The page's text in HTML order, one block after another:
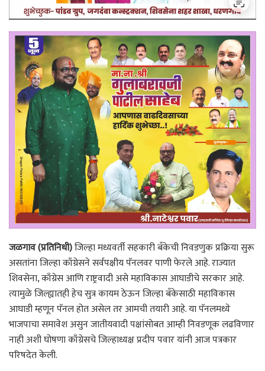
जळगाव (प्रतिनिधी)जिल्हा मध्यवर्ती सहकारी बँकेची निवडणुक प्रक्रिया सुरू
असतांना जिल्हा काँग्रेसने सर्वपक्षीय पॅनलवर पाणी फेरले आहे. राज्यात
शिवसेना, काँग्रेस आणि राष्ट्रवादी असे महाविकास आघाडीचे सरकार आहे.
त्यामुळे जिल्ह्यातही हेच सुत्र कायम ठेऊन जिल्हा बँकेसाठी महाविकास
आघाडी म्हणून पॅनल होत असेल तर आमची तयारी आहे. या पॅनलमध्ये
भाजपाचा समावेश असुन जातीयवादी पक्षांसोबत आम्ही निवडणूक लढविणार
नाही अशी घोषणा काँग्रेसचे जिल्हाध्यक्ष प्रदीप पवार यांनी आज पत्रकार
परिषदेत केली.